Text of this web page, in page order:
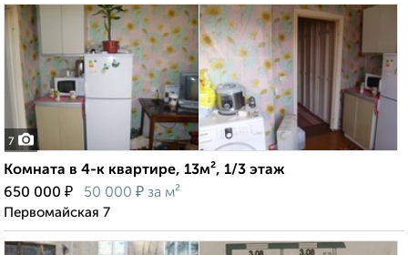
7
Комната в 4-к квартире, 13м², 1/3 этаж
650 000 ₽ 50 000 ₽ за м²
Первомайская 7